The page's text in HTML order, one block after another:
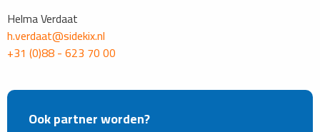
Helma Verdaat
h.verdaat@sidekix.nl
+31 (0)88 - 623 70 00
Ook partner worden?